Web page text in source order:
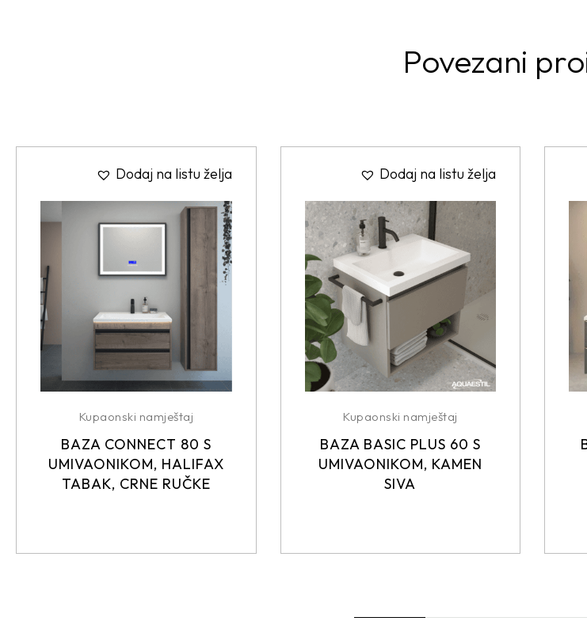
Povezani
Dodaj na listu želja
Kupaonski namještaj
BAZA CONNECT 80 S
UMIVAONIKOM, HALIFAX
TABAK, CRNE RUČKE
Dodaj na listu želja
Kupaonski namještaj
BAZA BASIC PLUS 60 S
UMIVAONIKOM, KAMEN
SIVA